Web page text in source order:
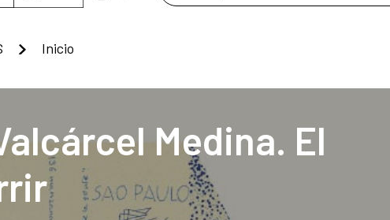
Inicio
de Buenos Aires
Medina. El